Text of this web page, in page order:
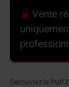
Vente
Découvrez la Puff